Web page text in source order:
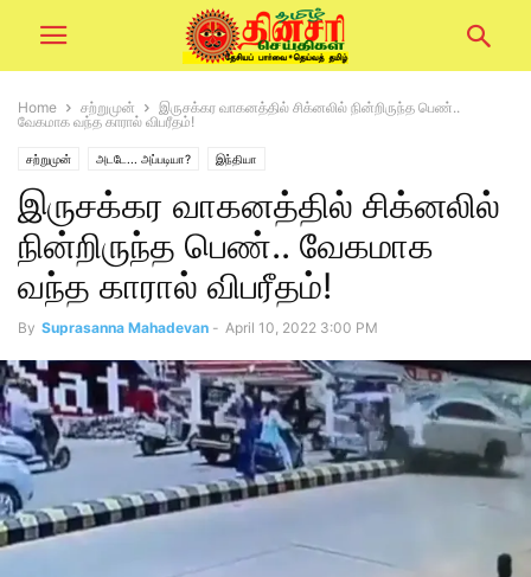
Home சற்றுமுன்
இருசக்கர வாகனத்தில் சிக்னலில் நின்றிருந்த பெண்..
வேகமாக வந்த காரால் விபரீதம்!
சற்றுமுன் அடடே... அப்படியா? இந்தியா
இருசக்கர வாகனத்தில் சிக்னலில்
நின்றிருந்த பெண்.. வேகமாக
வந்த காரால் விபரீதம்!
By Suprasanna Mahadevan - April 10, 2022 3:00 PM